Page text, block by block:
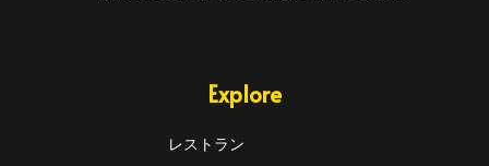
Explore
レストラン